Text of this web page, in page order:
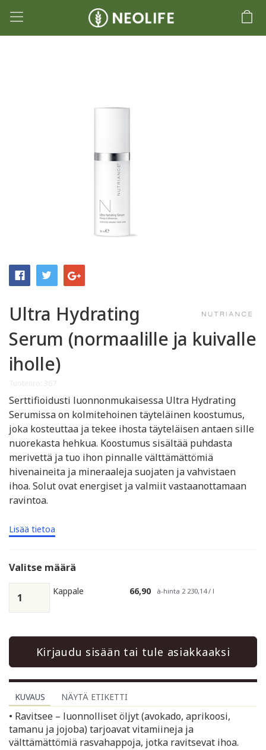
Ultra Hydrating
Serum (normaalille ja kuivalle
iholle)
Serttifioidusti luonnonmukaisessa Ultra Hydrating
Serumissa on kolmitehoinen täyteläinen koostumus,
joka kosteuttaa ja tekee ihosta täyteläisen antaen sille
nuorekasta hehkua. Koostumus sisältää puhdasta
merivettä ja tuo ihon pinnalle välttämättömiä
hivenaineita ja mineraaleja suojaten ja vahvistaen
ihoa. Solut ovat energiset ja valmiit vastaanottamaan
ravintoa.
Lisää tietoa
Valitse määrä
Kappale 66,90 à-hinta 2 230,14 / l
Kirjaudu sisään tai tule asiakkaaksi
KUVAUS NÄYTÄ ETIKETTI
• Ravitsee – luonnolliset öljyt (avokado, aprikoosi,
tamanu ja jojoba) tarjoavat vitamiineja ja
välttämättömiä rasvahappoja, jotka ravitsevat ihoa.